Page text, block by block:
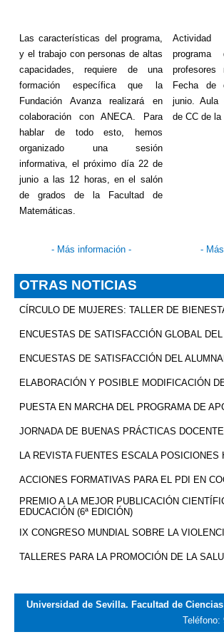
Las características del programa,
y el trabajo con personas de altas
capacidades, requiere de una
formación específica que la
Fundación Avanza realizará en
colaboración con ANECA. Para
hablar de todo esto, hemos
organizado una sesión
informativa, el próximo día 22 de
junio a las 12 horas, en el salón
de grados de la Facultad de
Matemáticas.
Fecha de
junio. Aula
de CC de
- Más información- -
OTRAS NOTICIAS
CÍRCULO DE MUJERES: TALLER DE
ENCUESTAS DE SATISFACCIÓN GLOBAL
ENCUESTAS DE SATISFACCIÓN DEL
ELABORACIÓN Y POSIBLE MODIFICACIÓN
PUESTA EN MARCHA DEL PROGRAMA DE
JORNADA DE BUENAS PRÁCTICAS
LA REVISTA FUENTES ESCALA
ACCIONES FORMATIVAS PARA EL PDI EN
PREMIO A LA MEJOR PUBLICACIÓN
EDUCACIÓN (6ª EDICIÓN)
IX CONGRESO MUNDIAL SOBRE LA
TALLERES PARA LA PROMOCIÓN DE LA
Universidad de Sevilla. Facultad de
Teléfono: